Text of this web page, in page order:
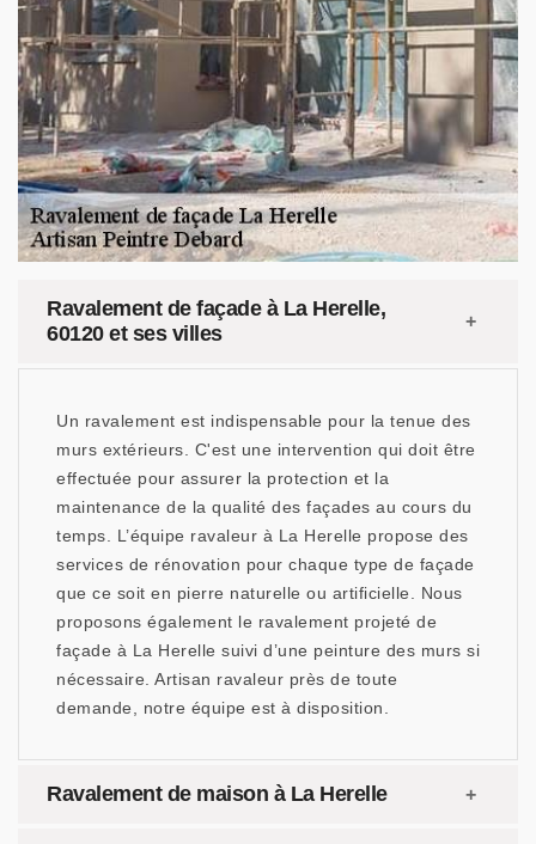
Ravalement de façade à La Herelle,
60120 et ses villes
Un ravalement est indispensable pour la tenue des
murs extérieurs. C'est une intervention qui doit être
effectuée pour assurer la protection et la
maintenance de la qualité des façades au cours du
temps. L’équipe ravaleur à La Herelle propose des
services de rénovation pour chaque type de façade
que ce soit en pierre naturelle ou artificielle. Nous
proposons également le ravalement projeté de
façade à La Herelle suivi d’une peinture des murs si
nécessaire. Artisan ravaleur près de toute
demande, notre équipe est à disposition.
Ravalement de maison à La Herelle